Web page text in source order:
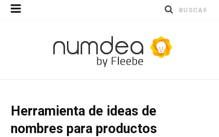
Buscar
Herramienta de ideas de
nombres para productos